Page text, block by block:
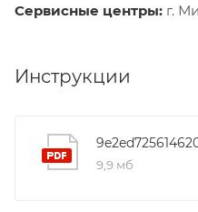
Сервисные центры: г.
Инструкции
9,9 мб